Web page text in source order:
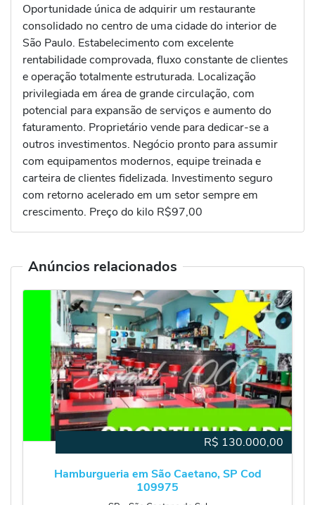
Oportunidade única de adquirir um restaurante
consolidado no centro de uma cidade do interior de
São Paulo. Estabelecimento com excelente
rentabilidade comprovada, fluxo constante de clientes
e operação totalmente estruturada. Localização
privilegiada em área de grande circulação, com
potencial para expansão de serviços e aumento do
faturamento. Proprietário vende para dedicar-se a
outros investimentos. Negócio pronto para assumir
com equipamentos modernos, equipe treinada e
carteira de clientes fidelizada. Investimento seguro
com retorno acelerado em um setor sempre em
crescimento. Preço do kilo R$97,00
Anúncios relacionados
R$ 130.000,00
Hamburgueria em São Caetano, SP Cod
109975